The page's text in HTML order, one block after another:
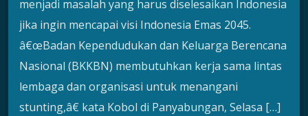
menjadi masalah yang harus diselesaikan Indonesia
jika ingin mencapai visi Indonesia Emas 2045.
â€œBadan Kependudukan dan Keluarga Berencana
Nasional (BKKBN) membutuhkan kerja sama lintas
lembaga dan organisasi untuk menangani
stunting,â€ kata Kobol di Panyabungan, Selasa […]